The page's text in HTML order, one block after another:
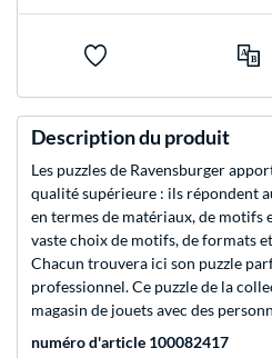
Description du produit
Les puzzles de Ravensburger
qualité supérieure : ils répondent
en termes de matériaux, de motifs
vaste choix de motifs, de formats
Chacun trouvera ici son puzzle
professionnel. Ce puzzle de la
magasin de jouets avec des
numéro d'article 100082417